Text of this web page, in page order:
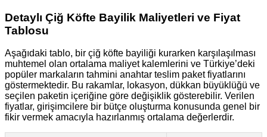
Detaylı Çiğ Köfte Bayilik Maliyetleri ve Fiyat
Tablosu
Aşağıdaki tablo, bir çiğ köfte bayiliği kurarken karşılaşılması
muhtemel olan ortalama maliyet kalemlerini ve Türkiye’deki
popüler markaların tahmini anahtar teslim paket fiyatlarını
göstermektedir. Bu rakamlar, lokasyon, dükkan büyüklüğü ve
seçilen paketin içeriğine göre değişiklik gösterebilir. Verilen
fiyatlar, girişimcilere bir bütçe oluşturma konusunda genel bir
fikir vermek amacıyla hazırlanmış ortalama değerlerdir.